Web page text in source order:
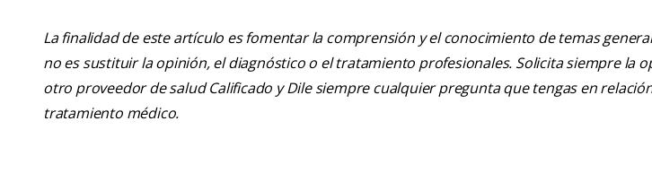
La finalidad de este artículo es fomentar la comprensión y el conocimiento de temas
no es sustituir la opinión, el diagnóstico o el tratamiento profesionales. Solicita siempre la
otro proveedor de salud Calificado y Dile siempre cualquier pregunta que tengas en
tratamiento médico.